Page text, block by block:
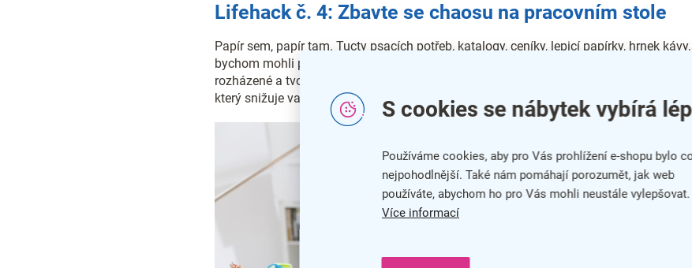
S cookies se nábytek vybírá
Používáme cookies, aby pro Vás prohlížení e-shopu bylo
nejpohodlnější. Také nám pomáhají porozumět, jak web
používáte, abychom ho pro Vás mohli neustále vylepšovat.
Více informací
Lifehack č. 4: Zbavte se chaosu na pracovním stole
Papír sem, papír tam. Tucty psacích potřeb, katalogy, ceníky, lepicí papírky, hrnek
bychom mohli pokračovat
chybět, to
rozházené a tvořit kolem vás surrealistický obraz Salvadora Dallího, ne? Nepořádek
který snižuje vaši koncentraci a odvádí pozornost.
Tak se jej hned zbavte.